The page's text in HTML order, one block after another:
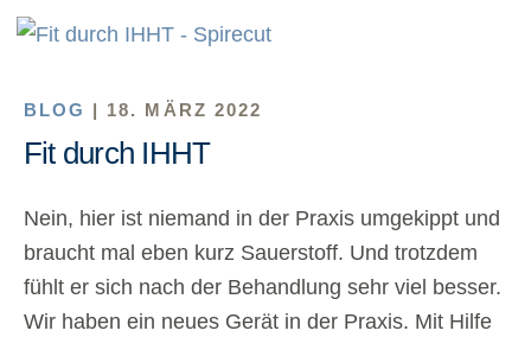
BLOG | 18. MÄRZ 2022
Fit durch IHHT
Nein, hier ist niemand in der Praxis umgekippt und
braucht mal eben kurz Sauerstoff. Und trotzdem
fühlt er sich nach der Behandlung sehr viel besser.
Wir haben ein neues Gerät in der Praxis. Mit Hilfe